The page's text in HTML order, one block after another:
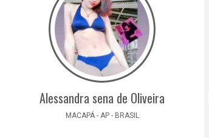
Alessandra sena de Oliveira
MACAPÁ - AP - BRASIL